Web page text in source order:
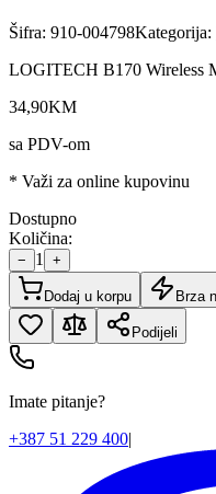
Šifra: 910-004798Kategorija:
LOGITECH B170 Wireless
34,90KM
sa PDV-om
* Važi za online kupovinu
Dostupno
Količina:
− 1 +
Dodaj u korpu Brza
Podijeli
Imate pitanje?
+387 51 229 400|